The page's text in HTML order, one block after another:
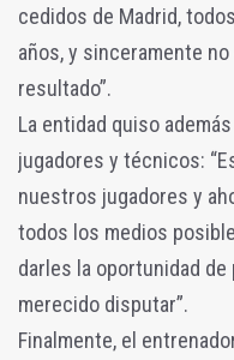
cedidos de Madrid,
años, y sinceramente
resultado”.
La entidad quiso
jugadores y técnicos:
nuestros jugadores y
todos los medios
darles la oportunidad
merecido disputar”.
Finalmente, el